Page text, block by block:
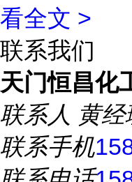
看全文 >
联系我们
天门恒昌化
联系人 黄经
联系手机